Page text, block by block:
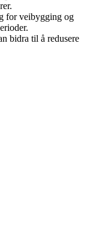
for veibygging og
bidra til å redusere